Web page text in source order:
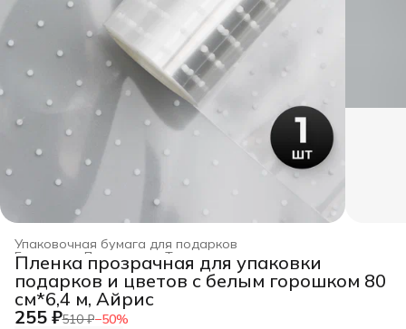
Упаковочная бумага для подарков
Товары для праздников
Дом и сад ›
Главная ›
Пленка прозрачная для упаковки
подарков и цветов с белым горошком 80
см*6,4 м, Айрис
255 ₽510 ₽−50%